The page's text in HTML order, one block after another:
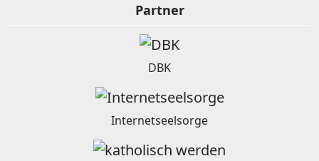
Partner
DBK
Internetseelsorge